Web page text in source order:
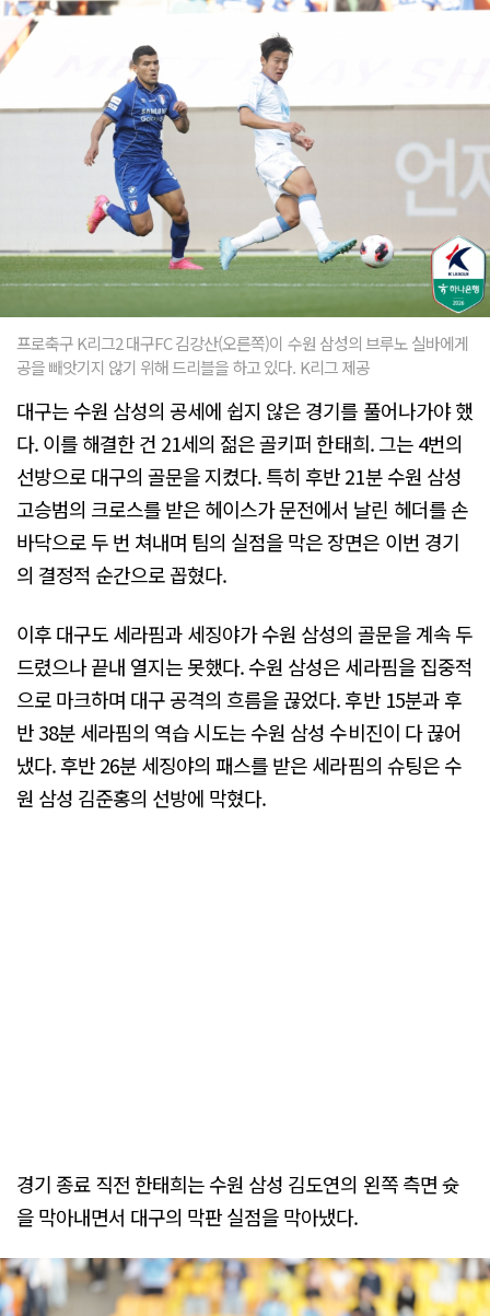
프로축구 K리그2 대구FC 김강산(오른쪽)이 수원 삼성의 브루노 실바에게
공을 빼앗기지 않기 위해 드리블을 하고 있다. K리그 제공
대구는 수원 삼성의 공세에 쉽지 않은 경기를 풀어나가야 했
다. 이를 해결한 건 21세의 젊은 골키퍼 한태희. 그는 4번의
선방으로 대구의 골문을 지켰다. 특히 후반 21분 수원 삼성
고승범의 크로스를 받은 헤이스가 문전에서 날린 헤더를 손
바닥으로 두 번 쳐내며 팀의 실점을 막은 장면은 이번 경기
의 결정적 순간으로 꼽혔다.
이후 대구도 세라핌과 세징야가 수원 삼성의 골문을 계속 두
드렸으나 끝내 열지는 못했다. 수원 삼성은 세라핌을 집중적
으로 마크하며 대구 공격의 흐름을 끊었다. 후반 15분과 후
반 38분 세라핌의 역습 시도는 수원 삼성 수비진이 다 끊어
냈다. 후반 26분 세징야의 패스를 받은 세라핌의 슈팅은 수
원 삼성 김준홍의 선방에 막혔다.
경기 종료 직전 한태희는 수원 삼성 김도연의 왼쪽 측면 슛
을 막아내면서 대구의 막판 실점을 막아냈다.